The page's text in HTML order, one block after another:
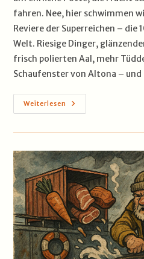
fahren. Nee, hier schwimmen
Reviere der Superreichen – die
Welt. Riesige Dinger,
frisch polierten Aal, mehr
Schaufenster von Altona –
Weiterlesen Die
10
Yachten
–
Schwimmende
Paläste
Für
Gelangweiltes
Geldvolk